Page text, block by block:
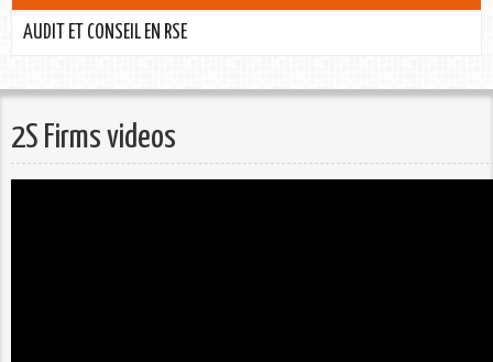
AUDIT ET CONSEIL EN RSE
2S Firms videos